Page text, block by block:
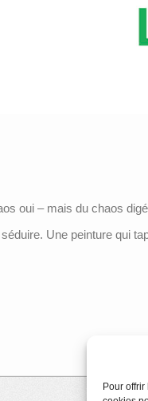
Pour
oui – mais du chaos
Une peinture qui